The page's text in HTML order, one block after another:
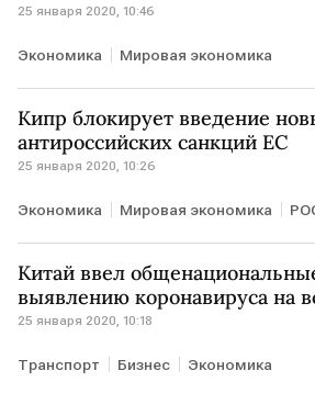
25 января 2020, 10:46
Экономика Мировая экономика
Brexit и его последствия
Кипр блокирует введение
антироссийских санкций ЕС
25 января 2020, 10:26
Экономика Мировая экономика
КИПР
Китай ввел
выявлению коронавируса на
25 января 2020, 10:18
Транспорт Бизнес Экономика